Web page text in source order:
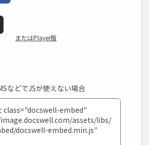
またはPlayer版
などでJSが使えない場合